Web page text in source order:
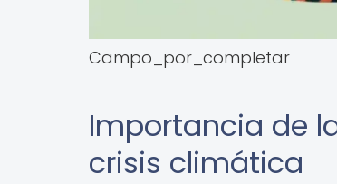
Campo_por_completar
Importancia de
crisis climática